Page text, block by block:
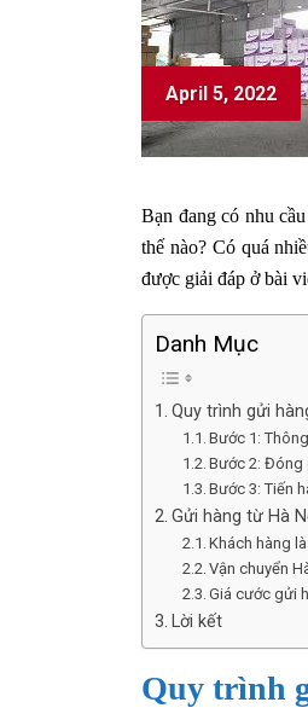
April 5, 2022
Bạn đang có nhu
thế nào? Có quá
được giải đáp ở bài
Danh Mục
Quy trình gửi
Bước 1:
Bước 2: Đóng
Bước 3: Tiến
Gửi hàng từ Hà
Khách hàng
Vận chuyển
Giá cước gửi
Lời kết
Quy trình